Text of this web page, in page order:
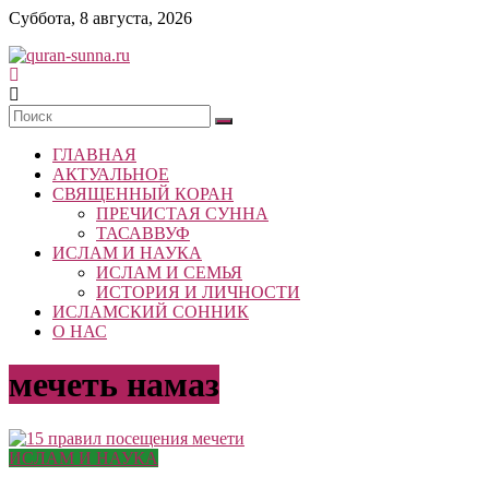
Skip
content
Суббота, 8 августа, 2026
quran-
sunna.ru
«Центр
исследований
Корана
Республики
Татарстан
ГЛАВНАЯ
АКТУАЛЬНОЕ
СВЯЩЕННЫЙ КОРАН
ПРЕЧИСТАЯ СУННА
ТАСАВВУФ
ИСЛАМ И НАУКА
ИСЛАМ И СЕМЬЯ
ИСТОРИЯ И ЛИЧНОСТИ
ИСЛАМСКИЙ СОННИК
О НАС
мечеть намаз
ИСЛАМ И НАУКА